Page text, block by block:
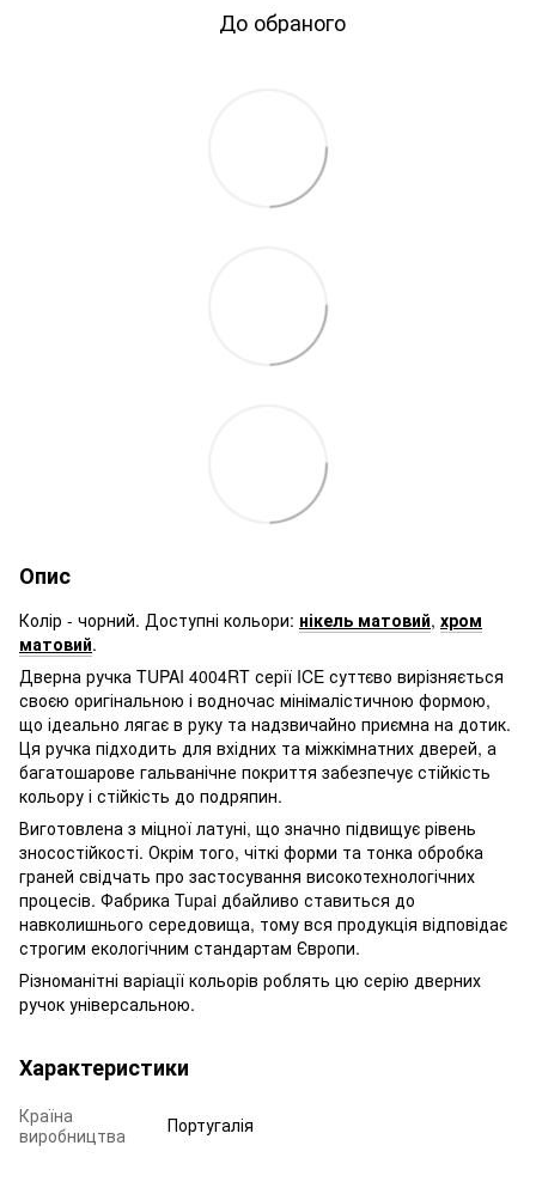
До обраного
Опис
Колір - чорний. Доступні кольори: нікель матовий, хром
матовий.
Дверна ручка TUPAI 4004RT серії ICE суттєво вирізняється
своєю оригінальною і водночас мінімалістичною формою,
що ідеально лягає в руку та надзвичайно приємна на дотик.
Ця ручка підходить для вхідних та міжкімнатних дверей, а
багатошарове гальванічне покриття забезпечує стійкість
кольору і стійкість до подряпин.
Виготовлена з міцної латуні, що значно підвищує рівень
зносостійкості. Окрім того, чіткі форми та тонка обробка
граней свідчать про застосування високотехнологічних
процесів. Фабрика Tupai дбайливо ставиться до
навколишнього середовища, тому вся продукція відповідає
строгим екологічним стандартам Європи.
Різноманітні варіації кольорів роблять цю серію дверних
ручок універсальною.
Характеристики
Країна
виробництва
Португалія